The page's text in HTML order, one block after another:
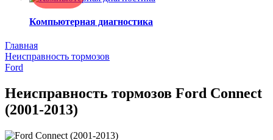
Компьютерная диагностика
Главная
Неисправность тормозов
Ford
Неисправность тормозов Ford Connect
(2001-2013)